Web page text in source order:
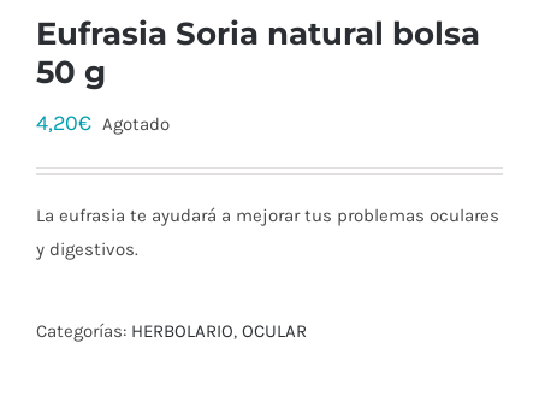
Eufrasia Soria natural bolsa
50 g
4,20€ Agotado
La eufrasia te ayudará a mejorar tus problemas oculares
y digestivos.
Categorías: HERBOLARIO, OCULAR